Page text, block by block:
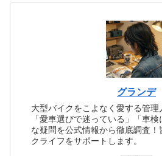
グランデ
大型バイクをこよなく愛する管理
「愛車選びで迷っている」「車
な疑問を公式情報から徹底調査！
クライフをサポートします。